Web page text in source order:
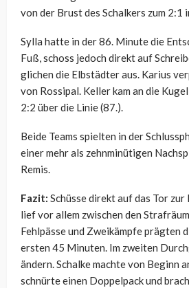
von der Brust des Schalkers zum 2:1
Sylla hatte in der 86. Minute die
Fuß, schoss jedoch direkt auf
glichen die Elbstädter aus. Karius
von Rossipal. Keller kam an die
2:2 über die Linie (87.).
Beide Teams spielten in der
einer mehr als zehnminütigen
Remis.
Fazit: Schüsse direkt auf das Tor zur
lief vor allem zwischen den
Fehlpässe und Zweikämpfe prägten
ersten 45 Minuten. Im zweiten
ändern. Schalke machte von Beginn
schnürte einen Doppelpack und